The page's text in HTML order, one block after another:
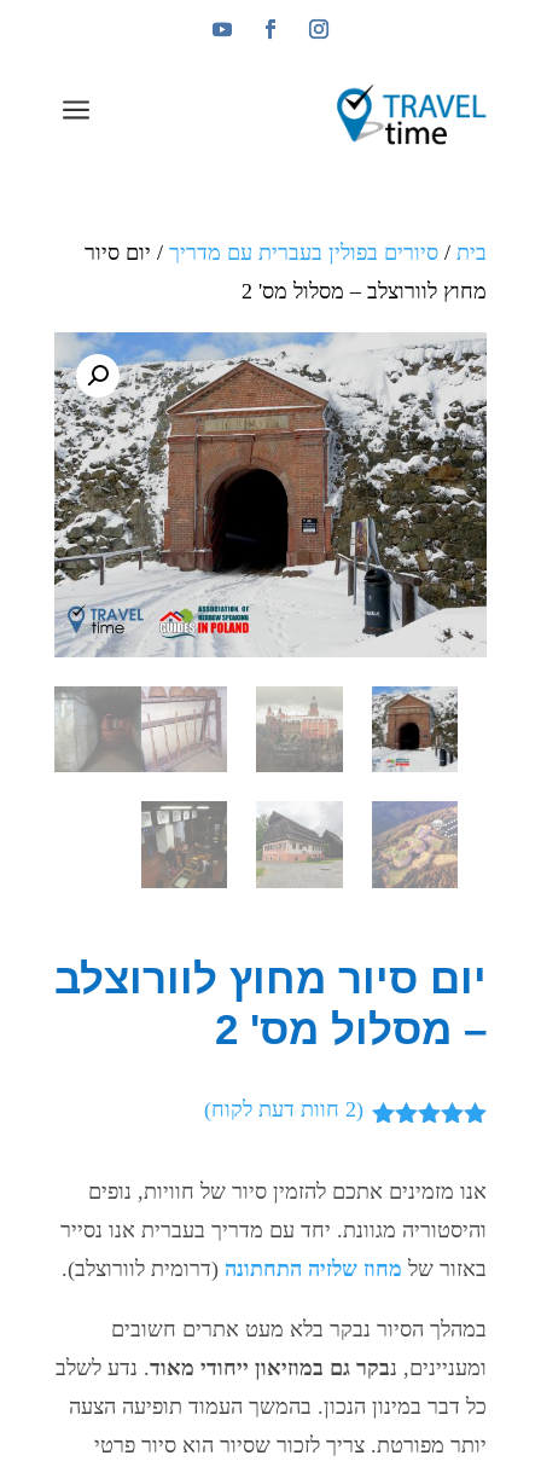
a
בית/ סיורים בפולין בעברית עם מדריך/ יום סיור
מחוץ לוורוצלב – מסלול מס' 2
יום סיור מחוץ לוורוצלב
– מסלול מס' 2
מבוסס על
לקוחות
(
2 חוות דעת לקוח)
אנו מזמינים אתכם להזמין סיור של חוויות, נופים
והיסטוריה מגוונת. יחד עם מדריך בעברית אנו נסייר
באזור של מחוז שלזיה התחתונה (דרומית לוורוצלב).
במהלך הסיור נבקר בלא מעט אתרים חשובים
ומעניינים, נבקר גם במוזיאון ייחודי מאוד. נדע לשלב
כל דבר במינון הנכון. בהמשך העמוד תופיעה הצעה
יותר מפורטת. צריך לזכור שסיור הוא סיור פרטי